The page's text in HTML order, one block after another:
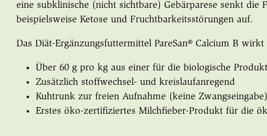
eine subklinische (nicht sichtbare) Gebärparese senkt
beispielsweise Ketose und Fruchtbarkeitsstörungen auf.
Das Diät-Ergänzungsfuttermittel PareSan® Calcium B
Über 60 g pro kg aus einer für die biologische
Zusätzlich stoffwechsel- und kreislaufanregend
Kuhtrunk zur freien Aufnahme (keine Zwangseingabe)
Erstes öko-zertifiziertes Milchfieber-Produkt für die